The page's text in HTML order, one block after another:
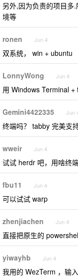
另外,因为负责的项目多
境等
ronen Jun 4
双系统， win + ubuntu
LonnyWong Jun 4
用 Windows Terminal +
Gemini4422335 Jun
终端吗？ tabby 完美支
wweir Jun 4
试试 herdr 吧，用啥终
fbu11 Jun 4
可以试试 warp
zhenjiachen Jun 4
直接把原生的
yiwayhb Jun 4
我用的 WezTerm ，输